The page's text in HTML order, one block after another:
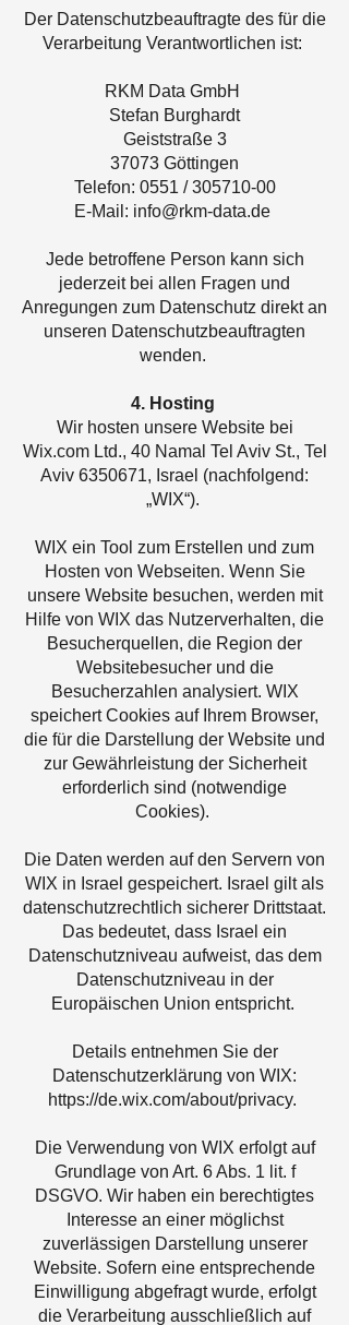
Der Datenschutzbeauftragte des für die
Verarbeitung Verantwortlichen ist:
RKM Data GmbH
Stefan Burghardt
Geiststraße 3
37073 Göttingen
Telefon: 0551 / 305710-00
E-Mail: info@rkm-data.de
Jede betroffene Person kann sich
jederzeit bei allen Fragen und
Anregungen zum Datenschutz direkt an
unseren Datenschutzbeauftragten
wenden.
4. Hosting
Wir hosten unsere Website bei
Wix.com Ltd., 40 Namal Tel Aviv St., Tel
Aviv 6350671, Israel (nachfolgend:
„WIX“).
WIX ein Tool zum Erstellen und zum
Hosten von Webseiten. Wenn Sie
unsere Website besuchen, werden mit
Hilfe von WIX das Nutzerverhalten, die
Besucherquellen, die Region der
Websitebesucher und die
Besucherzahlen analysiert. WIX
speichert Cookies auf Ihrem Browser,
die für die Darstellung der Website und
zur Gewährleistung der Sicherheit
erforderlich sind (notwendige
Cookies).
Die Daten werden auf den Servern von
WIX in Israel gespeichert. Israel gilt als
datenschutzrechtlich sicherer Drittstaat.
Das bedeutet, dass Israel ein
Datenschutzniveau aufweist, das dem
Datenschutzniveau in der
Europäischen Union entspricht.
Details entnehmen Sie der
Datenschutzerklärung von WIX:
https://de.wix.com/about/privacy.
Die Verwendung von WIX erfolgt auf
Grundlage von Art. 6 Abs. 1 lit. f
DSGVO. Wir haben ein berechtigtes
Interesse an einer möglichst
zuverlässigen Darstellung unserer
Website. Sofern eine entsprechende
Einwilligung abgefragt wurde, erfolgt
die Verarbeitung ausschließlich auf